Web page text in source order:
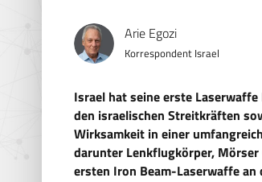
Arie Egozi
Korrespondent Israel
Israel hat seine erste
den israelischen Streitkräften
Wirksamkeit in einer
darunter Lenkflugkörper,
ersten Iron Beam-Laserwaffe